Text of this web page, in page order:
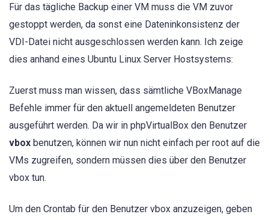
Für das tägliche Backup einer VM muss die VM zuvor
gestoppt werden, da sonst eine Dateninkonsistenz der
VDI-Datei nicht ausgeschlossen werden kann. Ich zeige
dies anhand eines Ubuntu Linux Server Hostsystems:
Zuerst muss man wissen, dass sämtliche VBoxManage
Befehle immer für den aktuell angemeldeten Benutzer
ausgeführt werden. Da wir in phpVirtualBox den Benutzer
vbox benutzen, können wir nun nicht einfach per root auf die
VMs zugreifen, sondern müssen dies über den Benutzer
vbox tun.
Um den Crontab für den Benutzer vbox anzuzeigen, geben